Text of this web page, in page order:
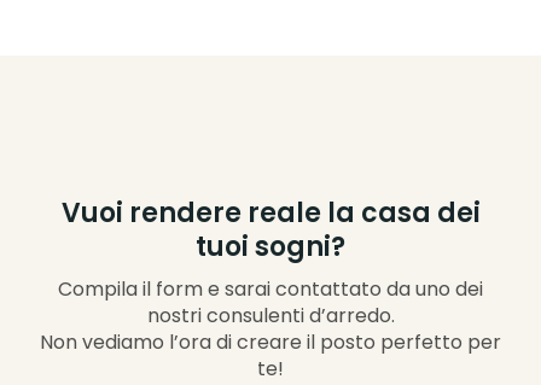
Vuoi rendere reale la casa dei
tuoi sogni?
Compila il form e sarai contattato da uno dei
nostri consulenti d’arredo.
Non vediamo l’ora di creare il posto perfetto per
te!